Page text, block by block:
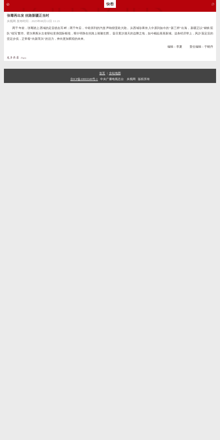
张骞再出发 丝路新疆正当时
央视网 发布时间：2025年08月12日 11:21
两千年前，张骞踏上西域的足音犹在耳畔；两千年后，中欧班列的汽笛声响彻亚欧大陆。从西域珍果传入中原到如今的“新三样”出海，新疆正以“钢铁驼
队”续写繁华。霍尔果斯从古老驿站变身国际枢纽，喀什明珠在丝路上璀璨生辉。昔日黄沙漫天的边陲之地，如今崛起座座新城。这条经济带上，风沙落定后的
坚定步伐，正带着“向新而兴”的活力，奔向更加辉煌的未来。
编辑：李夏 责任编辑：于晓丹
首页 | 全站地图
京ICP备10003349号-1 中央广播电视总台 央视网 版权所有